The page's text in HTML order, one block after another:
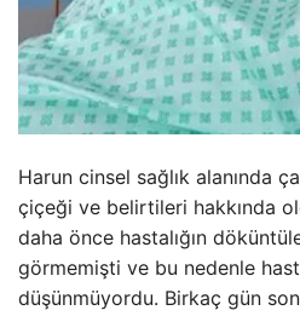
Harun cinsel sağlık alanında
çiçeği ve belirtileri hakkında
daha önce hastalığın
görmemişti ve bu nedenle
düşünmüyordu. Birkaç gün